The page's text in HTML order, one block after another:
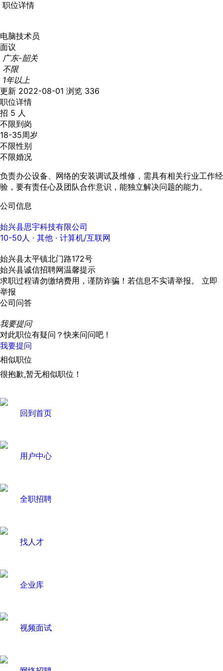
职位详情
电脑技术员
面议
广东-韶关
不限
1年以上
更新 2022-08-01 浏览 336
职位详情
招 5 人
不限到岗
18-35周岁
不限性别
不限婚况
负责办公设备、网络的安装调试及维修，需具有相关行业工作经
验，要有责任心及团队合作意识，能独立解决问题的能力。
公司信息
始兴县思宇科技有限公司
10-50人 · 其他 · 计算机/互联网
始兴县太平镇北门路172号
始兴县诚信招聘网温馨提示
求职过程请勿缴纳费用，谨防诈骗！若信息不实请举报。 立即
举报
公司问答
我要提问
对此职位有疑问？快来问问吧 !
我要提问
相似职位
很抱歉,暂无相似职位！
回到首页
用户中心
全职招聘
找人才
企业库
视频面试